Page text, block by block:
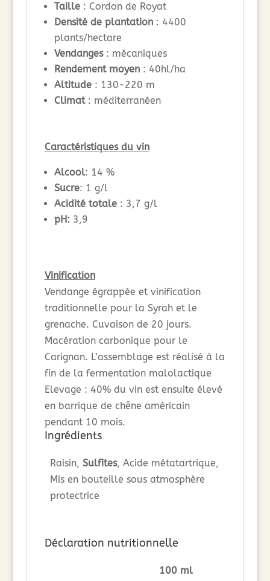
Taille: Cordon de Royat
Densité de plantation: 4400
plants/hectare
Vendanges: mécaniques
Rendement moyen: 40hl/ha
Altitude: 130-220 m
Climat: méditerranéen
Caractéristiques du vin
Alcool: 14 %
Sucre: 1 g/l
Acidité totale: 3,7 g/l
pH: 3,9
Vinification
Vendange égrappée et vinification
traditionnelle pour la Syrah et le
grenache. Cuvaison de 20 jours.
Macération carbonique pour le
Carignan. L’assemblage est réalisé à la
fin de la fermentation malolactique
Elevage : 40% du vin est ensuite élevé
en barrique de chêne américain
pendant 10 mois.
Ingrédients
Raisin, Sulfites, Acide métatartrique,
Mis en bouteille sous atmosphère
protectrice
Déclaration nutritionnelle
100 ml